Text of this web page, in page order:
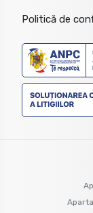
Politică de